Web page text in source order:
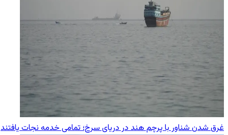
غرق شدن شناور با پرچم هند در دریای سرخ؛ تمامی خدمه نجات یافتند